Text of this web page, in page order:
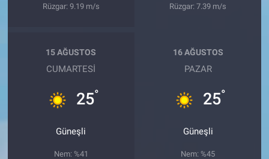
Rüzgar: 9.19 m/s
Rüzgar: 7.39 m/s
15 AĞUSTOS
CUMARTESI
25°
Güneşli
Nem: %41
16 AĞUSTOS
PAZAR
25°
Güneşli
Nem: %45